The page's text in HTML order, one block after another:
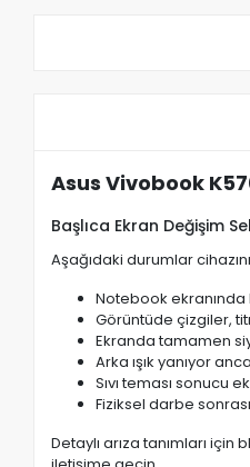
Asus Vivobook
Başlıca Ekran Değişim
Aşağıdaki durumlar
Notebook ekranında
Görüntüde çizgiler,
Ekranda tamamen
Arka ışık yanıyor
Sıvı teması sonucu
Fiziksel darbe
Detaylı arıza tanımları